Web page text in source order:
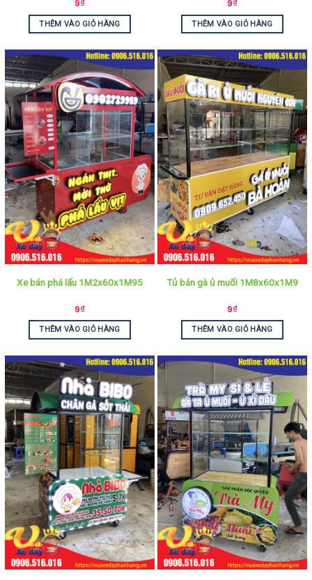
9₫
THÊM VÀO GIỎ HÀNG
9₫
THÊM VÀO GIỎ HÀNG
Xe bán phá lấu 1M2x60x1M95
9₫
THÊM VÀO GIỎ HÀNG
Tủ bán gà ủ muối 1M8x60x1M9
9₫
THÊM VÀO GIỎ HÀNG